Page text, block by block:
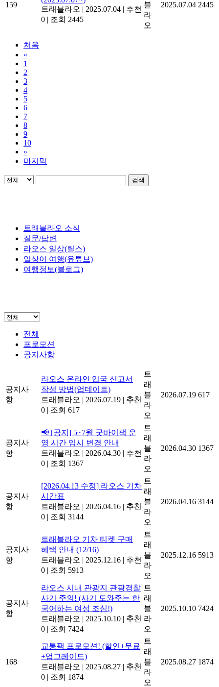
159
트래블라오 | 2025.07.04 | 추천
0 | 조회 2445
블
라
오
2025.07.04 2445
처음
«
1
2
3
4
5
6
7
8
9
10
»
마지막
검색
트래블라오 소식
질문/답변
라오스 일상(릴스)
일상이 여행(유튜브)
여행정보(블로그)
전체
프로모션
공지사항
공지사
항
라오스 온라인 입국 신고서
작성 방법(업데이트)
트래블라오 | 2026.07.19 | 추천
0 | 조회 617
트
래
블
라
오
2026.07.19 617
공지사
항
📢 [공지] 5~7월 굿바이팩 운
영 시간 임시 변경 안내
트래블라오 | 2026.04.30 | 추천
0 | 조회 1367
트
래
블
라
오
2026.04.30 1367
공지사
항
[2026.04.13 수정] 라오스 기차
시간표
트래블라오 | 2026.04.16 | 추천
0 | 조회 3144
트
래
블
라
오
2026.04.16 3144
공지사
항
트래블라오 기차 티켓 구매
혜택 안내 (12/16)
트래블라오 | 2025.12.16 | 추천
0 | 조회 5913
트
래
블
라
오
2025.12.16 5913
공지사
항
라오스 시내 관광지 관광경찰
사기 주의! (사기 도와주는 한
국어하는 여성 조심!)
트래블라오 | 2025.10.10 | 추천
0 | 조회 7424
트
래
블
라
오
2025.10.10 7424
168
교통팩 프로모션! (할인+무료
+업그레이드)
트래블라오 | 2025.08.27 | 추천
0 | 조회 1874
트
래
블
라
오
2025.08.27 1874